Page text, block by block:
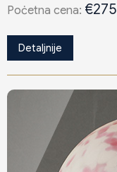
Poċetna cena: €275
Detaljnije